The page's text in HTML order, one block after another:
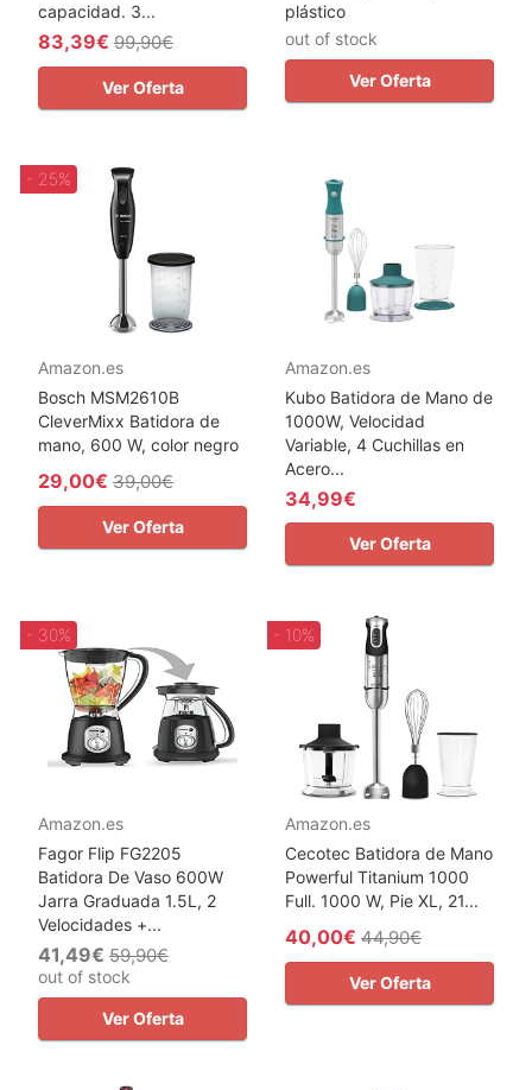
capacidad. 3...
83,39€ 99,90€
Ver Oferta
plástico
out of stock
Ver Oferta
- 25%
Amazon.es
Bosch MSM2610B
CleverMixx Batidora de
mano, 600 W, color negro
29,00€ 39,00€
Ver Oferta
Amazon.es
Kubo Batidora de Mano de
1000W, Velocidad
Variable, 4 Cuchillas en
Acero...
34,99€
Ver Oferta
- 30%
Amazon.es
Fagor Flip FG2205
Batidora De Vaso 600W
Jarra Graduada 1.5L, 2
Velocidades +...
41,49€ 59,90€
out of stock
Ver Oferta
- 10%
Amazon.es
Cecotec Batidora de Mano
Powerful Titanium 1000
Full. 1000 W, Pie XL, 21...
40,00€ 44,90€
Ver Oferta